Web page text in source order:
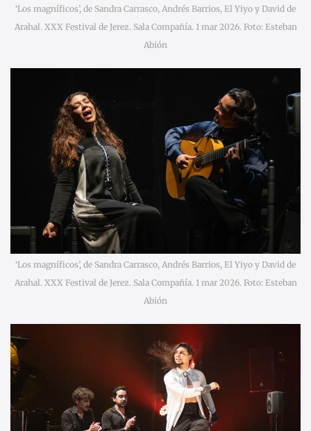
‘Los magníficos’, de Sandra Carrasco, Andrés Barrios, El Yiyo y David de
Arahal. XXX Festival de Jerez. Sala Compañía. 1 mar 2026. Foto: Esteban
Abión
‘Los magníficos’, de Sandra Carrasco, Andrés Barrios, El Yiyo y David de
Arahal. XXX Festival de Jerez. Sala Compañía. 1 mar 2026. Foto: Esteban
Abión